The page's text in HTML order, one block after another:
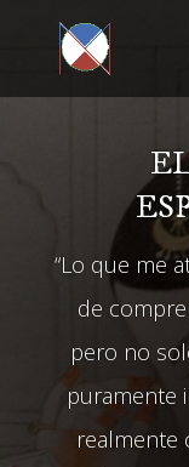
“Lo que me
de
pero no
puramente
realmente